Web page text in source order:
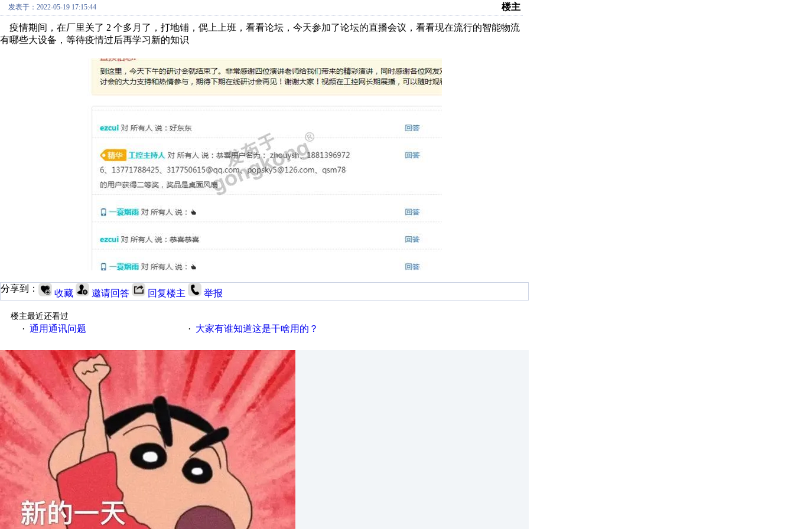
发表于：2022-05-19 17:15:44 楼主
疫情期间，在厂里关了 2 个多月了，打地铺，偶上上班，看看论坛，今天参加了论坛的直播会议，看看现在流行的智能物流
有哪些大设备，等待疫情过后再学习新的知识
分享到： 收藏 邀请回答 回复楼主 举报
楼主最近还看过
· 通用通讯问题 · 大家有谁知道这是干啥用的？